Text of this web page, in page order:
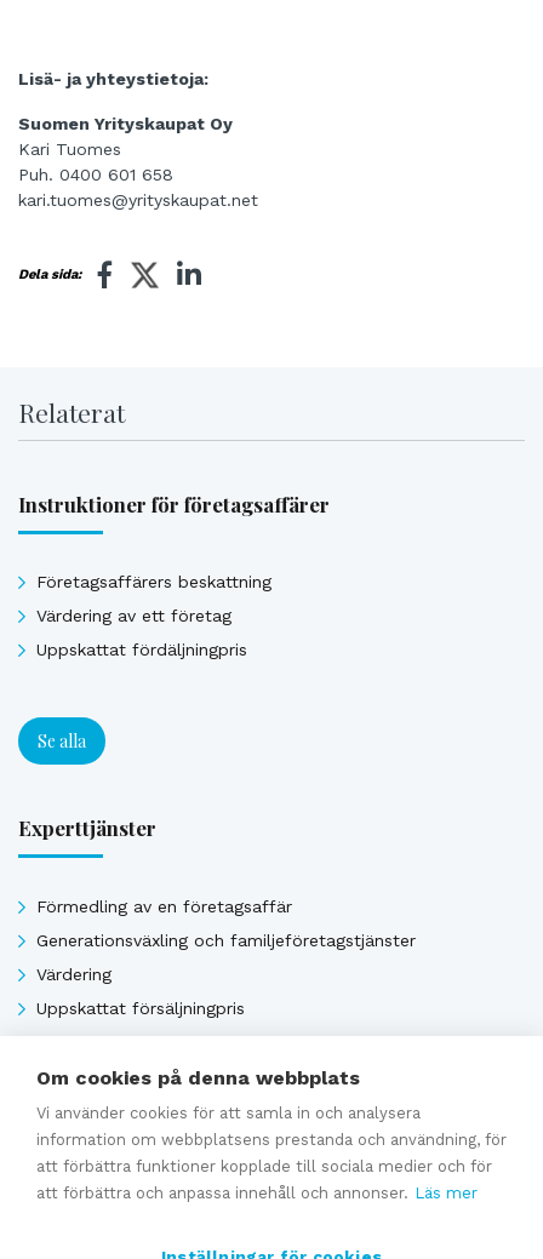
Lisä- ja yhteystietoja:
Suomen Yrityskaupat Oy
Kari Tuomes
Puh. 0400 601 658
kari.tuomes@yrityskaupat.net
Dela sida:
Relaterat
Instruktioner för företagsaffärer
Företagsaffärers beskattning
Värdering av ett företag
Uppskattat fördäljningpris
Se alla
Experttjänster
Förmedling av en företagsaffär
Generationsväxling och familjeföretagstjänster
Värdering
Uppskattat försäljningpris
Se alla
Om cookies på denna webbplats
Vi använder cookies för att samla in och analysera
information om webbplatsens prestanda och användning, för
att förbättra funktioner kopplade till sociala medier och för
att förbättra och anpassa innehåll och annonser. Läs mer